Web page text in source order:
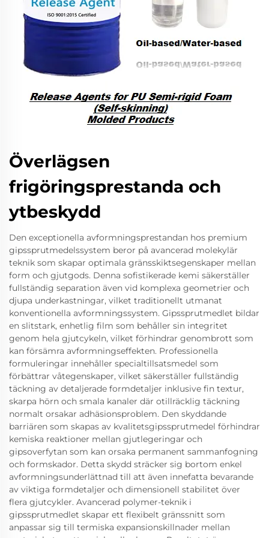
Överlägsen
frigöringsprestanda och
ytbeskydd
Den exceptionella avformningsprestandan hos premium
gipssprutmedelssystem beror på avancerad molekylär
teknik som skapar optimala gränsskiktsegenskaper mellan
form och gjutgods. Denna sofistikerade kemi säkerställer
fullständig separation även vid komplexa geometrier och
djupa underkastningar, vilket traditionellt utmanat
konventionella avformningssystem. Gipssprutmedlet bildar
en slitstark, enhetlig film som behåller sin integritet
genom hela gjutcykeln, vilket förhindrar genombrott som
kan försämra avformningseffekten. Professionella
formuleringar innehåller specialtillsatsmedel som
förbättrar våtegenskaper, vilket säkerställer fullständig
täckning av detaljerade formdetaljer inklusive fin textur,
skarpa hörn och smala kanaler där otillräcklig täckning
normalt orsakar adhäsionsproblem. Den skyddande
barriären som skapas av kvalitetsgipssprutmedel förhindrar
kemiska reaktioner mellan gjutlegeringar och
gipsoverfytan som kan orsaka permanent sammanfogning
och formskador. Detta skydd sträcker sig bortom enkel
avformningsunderlättnad till att även innefatta bevarande
av viktiga formdetaljer och dimensionell stabilitet över
flera gjutcykler. Avancerad polymer-teknik i
gipssprutmedlet skapar ett flexibelt gränssnitt som
anpassar sig till termiska expansionskillnader mellan